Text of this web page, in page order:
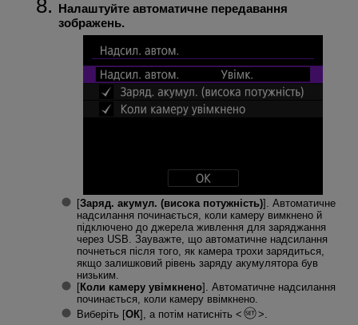
Налаштуйте автоматичне передавання
зображень.
[Заряд. акумул. (висока потужність)]. Автоматичне
надсилання починається, коли камеру вимкнено й
підключено до джерела живлення для заряджання
через USB. Зауважте, що автоматичне надсилання
почнеться після того, як камера трохи зарядиться,
якщо залишковий рівень заряду акумулятора був
низьким.
[Коли камеру увімкнено]. Автоматичне надсилання
починається, коли камеру ввімкнено.
Виберіть [ОК], а потім натисніть